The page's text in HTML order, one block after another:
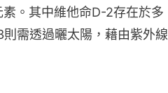
。其中維他命D-2存在於多
需透過曬太陽，藉由紫外線